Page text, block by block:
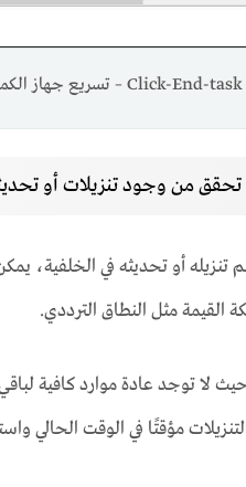
Click-End-task – تسريع جهاز الكمبيوتر
تحقق من وجود تنزيلات أو
أو تحديثه في الخلفية،
القيمة مثل النطاق الترددي.
لا توجد عادة موارد كافية لباقي
مؤقتًا في الوقت الحالي